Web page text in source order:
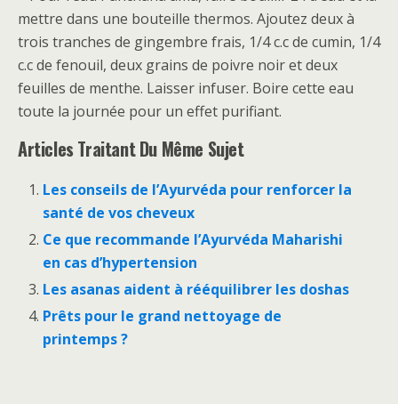
mettre dans une bouteille thermos. Ajoutez deux à
trois tranches de gingembre frais, 1/4 c.c de cumin, 1/4
c.c de fenouil, deux grains de poivre noir et deux
feuilles de menthe. Laisser infuser. Boire cette eau
toute la journée pour un effet purifiant.
Articles Traitant Du Même Sujet
Les conseils de l’Ayurvéda pour renforcer la
santé de vos cheveux
Ce que recommande l’Ayurvéda Maharishi
en cas d’hypertension
Les asanas aident à rééquilibrer les doshas
Prêts pour le grand nettoyage de
printemps ?